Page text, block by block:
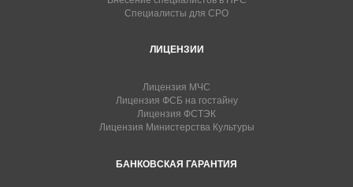
Специалисты для СРО
ЛИЦЕНЗИИ
Лицензия МЧС
Лицензия ФСБ на гостайну
Лицензия ФСТЭК
Лицензия Министерства Культуры
БАНКОВСКАЯ ГАРАНТИЯ